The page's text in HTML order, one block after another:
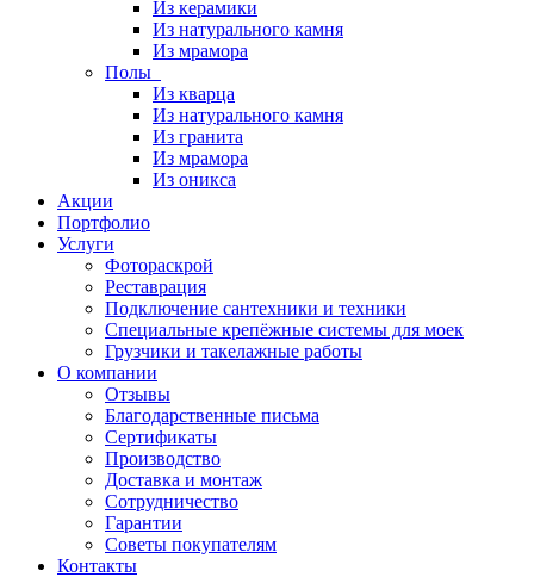
Из керамики
Из натурального камня
Из мрамора
Полы
Из кварца
Из натурального камня
Из гранита
Из мрамора
Из оникса
Акции
Портфолио
Услуги
Фотораскрой
Реставрация
Подключение сантехники и техники
Специальные крепёжные системы для моек
Грузчики и такелажные работы
О компании
Отзывы
Благодарственные письма
Сертификаты
Производство
Доставка и монтаж
Сотрудничество
Гарантии
Советы покупателям
Контакты